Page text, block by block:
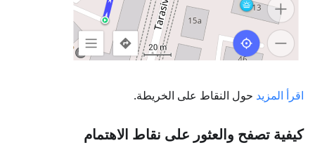
اقرأ المزيد حول النقاط على الخريطة.
كيفية تصفح والعثور على نقاط الاهتمام